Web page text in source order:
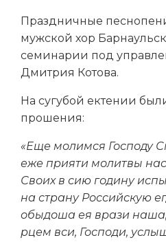
Праздничные
мужской хор
семинарии под
Дмитрия Котова.
На сугубой ектении
прошения:
«Еще молимся Господу
еже прияти молитвы
Своих в сию годину
на страну Российскую
обыдоша ея врази
рцем вси, Господи,